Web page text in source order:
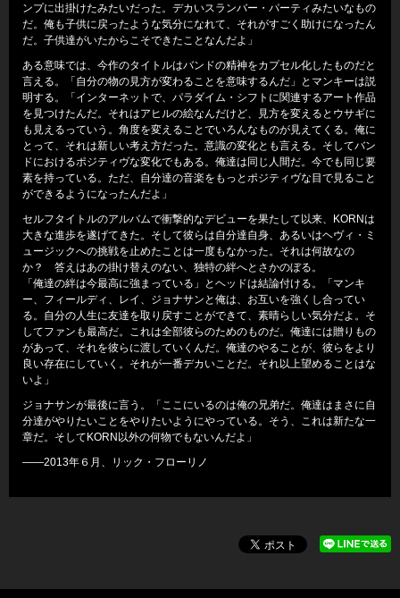
ンプに出掛けたみたいだった。デカいスランバー・パーティみたいなもの
だ。俺も子供に戻ったような気分になれて、それがすごく助けになったん
だ。子供達がいたからこそできたことなんだよ」
ある意味では、今作のタイトルはバンドの精神をカプセル化したものだと
言える。「自分の物の見方が変わることを意味するんだ」とマンキーは説
明する。「インターネットで、パラダイム・シフトに関連するアート作品
を見つけたんだ。それはアヒルの絵なんだけど、見方を変えるとウサギに
も見えるっていう。角度を変えることでいろんなものが見えてくる。俺に
とって、それは新しい考え方だった。意識の変化とも言える。そしてバン
ドにおけるポジティヴな変化でもある。俺達は同じ人間だ。今でも同じ要
素を持っている。ただ、自分達の音楽をもっとポジティヴな目で見ること
ができるようになったんだよ」
セルフタイトルのアルバムで衝撃的なデビューを果たして以来、KORNは
大きな進歩を遂げてきた。そして彼らは自分達自身、あるいはヘヴィ・ミ
ュージックへの挑戦を止めたことは一度もなかった。それは何故なの
か？ 答えはあの掛け替えのない、独特の絆へとさかのぼる。
「俺達の絆は今最高に強まっている」とヘッドは結論付ける。「マンキ
ー、フィールディ、レイ、ジョナサンと俺は、お互いを強くし合ってい
る。自分の人生に友達を取り戻すことができて、素晴らしい気分だよ。そ
してファンも最高だ。これは全部彼らのためのものだ。俺達には贈りもの
があって、それを彼らに渡していくんだ。俺達のやることが、彼らをより
良い存在にしていく。それが一番デカいことだ。それ以上望めることはな
いよ」
ジョナサンが最後に言う。「ここにいるのは俺の兄弟だ。俺達はまさに自
分達がやりたいことをやりたいようにやっている。そう、これは新たな一
章だ。そしてKORN以外の何物でもないんだよ」
――2013年６月、リック・フローリノ